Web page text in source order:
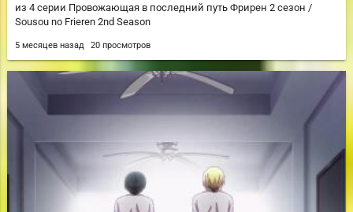
из 4 серии Провожающая в последний путь Фрирен 2 сезон /
Sousou no Frieren 2nd Season
5 месяцев назад 20 просмотров